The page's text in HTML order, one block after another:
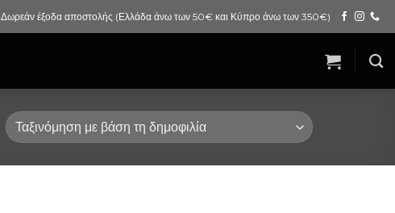
Δωρεάν έξοδα αποστολής (Ελλάδα άνω των 50€ και Κύπρο άνω των 350€)